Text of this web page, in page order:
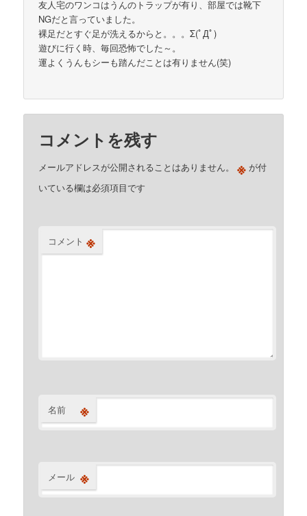
友人宅のワンコはうんのトラップが有り、部屋では靴下
NGだと言っていました。
裸足だとすぐ足が洗えるからと。。。Σ(ﾟДﾟ)
遊びに行く時、毎回恐怖でした～。
運よくうんもシーも踏んだことは有りません(笑)
コメントを残す
メールアドレスが公開されることはありません。 ※ が付
いている欄は必須項目です
コメント ※
名前 ※
メール ※